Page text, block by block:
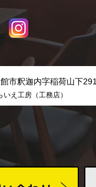
市釈迦内字稲荷山下
え工房（工務店）